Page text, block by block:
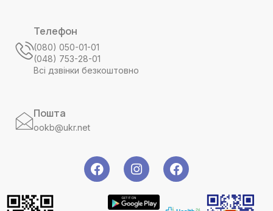
Телефон
(080) 050-01-01
(048) 753-28-01
Всі дзвінки безкоштовно
Пошта
ookb@ukr.net